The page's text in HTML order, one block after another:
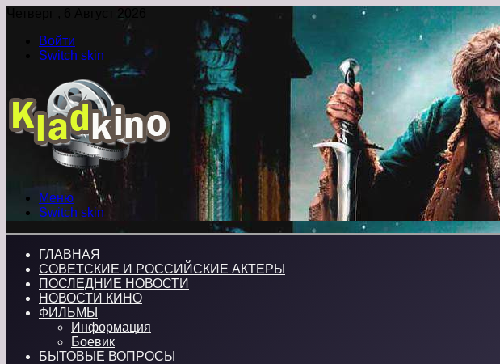
Четверг , 6 Август 2026
Войти
Switch skin
Меню
Switch skin
ГЛАВНАЯ
СОВЕТСКИЕ И РОССИЙСКИЕ АКТЕРЫ
ПОСЛЕДНИЕ НОВОСТИ
НОВОСТИ КИНО
ФИЛЬМЫ
Информация
Боевик
БЫТОВЫЕ ВОПРОСЫ